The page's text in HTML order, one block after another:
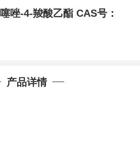
唑-4-羧酸乙酯 CAS号：
产品详情